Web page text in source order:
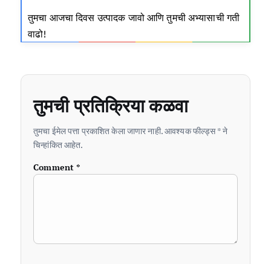
तुमचा आजचा दिवस उत्पादक जावो आणि तुमची अभ्यासाची गती
वाढो!
तुमची प्रतिक्रिया कळवा
तुमचा ईमेल पत्ता प्रकाशित केला जाणार नाही. आवश्यक फील्ड्स * ने
चिन्हांकित आहेत.
Comment*